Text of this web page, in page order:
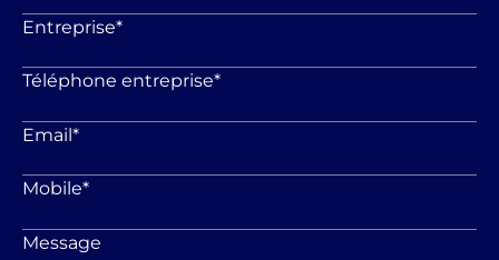
Entreprise*
Téléphone entreprise*
Email*
Mobile*
Message